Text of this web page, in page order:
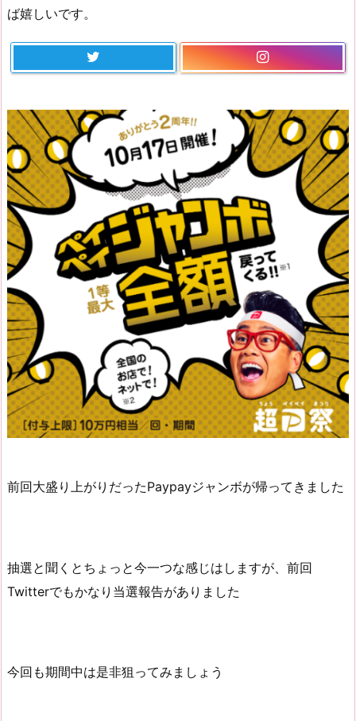
ば嬉しいです。
前回大盛り上がりだったPaypayジャンボが帰ってきました
抽選と聞くとちょっと今一つな感じはしますが、前回
Twitterでもかなり当選報告がありました
今回も期間中は是非狙ってみましょう